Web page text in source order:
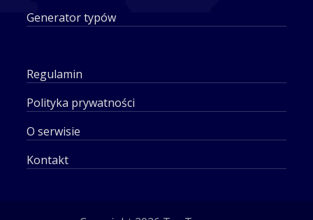
Generator typów
Regulamin
Polityka prywatności
O serwisie
Kontakt